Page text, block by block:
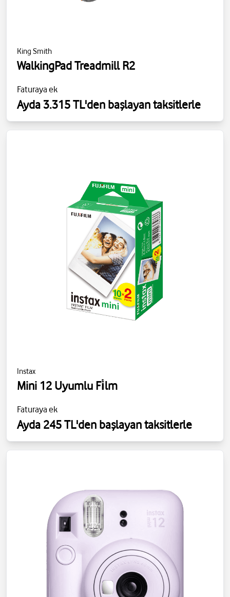
King Smith
WalkingPad Treadmill R2
Faturaya ek
Ayda 3.315 TL'den başlayan taksitlerle
Instax
Mini 12 Uyumlu Fi̇lm
Faturaya ek
Ayda 245 TL'den başlayan taksitlerle